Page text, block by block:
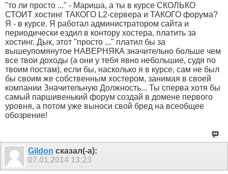
"то ли просто ..." - Мариша, а ты в курсе СКОЛЬКО
СТОИТ хостинг ТАКОГО L2-сервера и ТАКОГО форума?
Я - в курсе. Я работал администратором сайта и
периодически ездил в контору хостера, платить за
хостинг. Дык, этот "просто ..." платил бы за
вышеупомянутое НАВЕРНЯКА значительно больше чем
все твои доходы (а они у тебя явно небольшие, судя по
твоим постам), если бы, насколько я в курсе, сам не был
бы своим же собственным хостером, занимая в своей
компании Значительную Должность... Ты сперва хотя бы
самый паршивенький форум создай в домене первого
уровня, а потом уже выноси свой бред на всеобщее
обозрение!
Gildon сказал(-а):
07.01.2014 13:23